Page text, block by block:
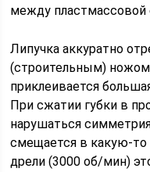
между пластмассовой
Липучка аккуратно
(строительным)
приклеивается
При сжатии губки в
нарушаться
смещается в какую-то
дрели (3000 об/мин)